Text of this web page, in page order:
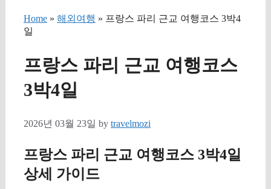
Home » 해외여행 » 프랑스 파리 근교 여행코스 3박4
일
프랑스 파리 근교 여행코스
3박4일
2026년 03월 23일 by travelmozi
프랑스 파리 근교 여행코스 3박4일
상세 가이드